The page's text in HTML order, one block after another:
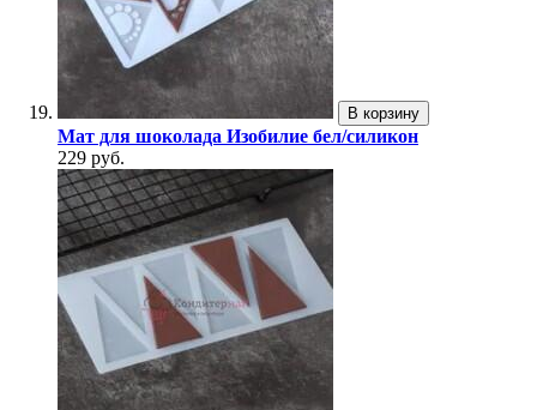
В корзину
Мат для шоколада Изобилие бел/силикон
229 руб.